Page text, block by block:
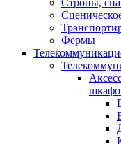
Стропы,
Фермы